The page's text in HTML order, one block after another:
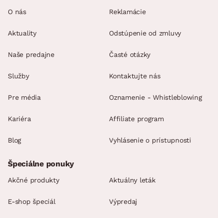
O nás
Aktuality
Naše predajne
Služby
Pre média
Kariéra
Blog
Reklamácie
Odstúpenie od zmluvy
Časté otázky
Kontaktujte nás
Oznamenie - Whistleblowing
Affiliate program
Vyhlásenie o prístupnosti
Špeciálne ponuky
Akčné produkty Aktuálny leták
E-shop špeciál Výpredaj